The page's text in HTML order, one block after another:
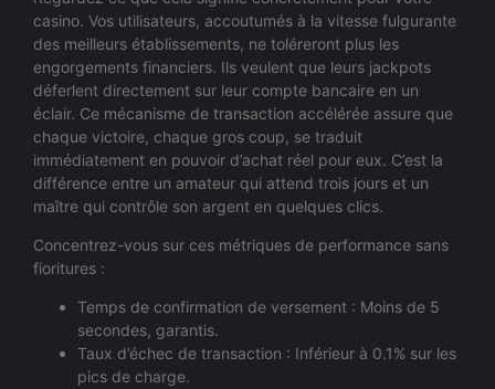
casino. Vos utilisateurs, accoutumés à la vitesse fulgurante
des meilleurs établissements, ne toléreront plus les
engorgements financiers. Ils veulent que leurs jackpots
déferlent directement sur leur compte bancaire en un
éclair. Ce mécanisme de transaction accélérée assure que
chaque victoire, chaque gros coup, se traduit
immédiatement en pouvoir d’achat réel pour eux. C’est la
différence entre un amateur qui attend trois jours et un
maître qui contrôle son argent en quelques clics.
Concentrez-vous sur ces métriques de performance sans
fioritures :
Temps de confirmation de versement : Moins de 5
secondes, garantis.
Taux d’échec de transaction : Inférieur à 0.1% sur les
pics de charge.